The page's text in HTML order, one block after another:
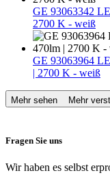
GE 93063342
2700 K - weiß
GE 93063964
| 2700 K - weiß
Mehr sehen Mehr
Fragen Sie uns
Wir haben es selbst